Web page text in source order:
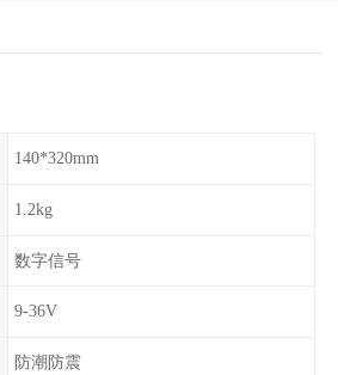
140*320mm
1.2kg
数字信号
9-36V
防潮防震